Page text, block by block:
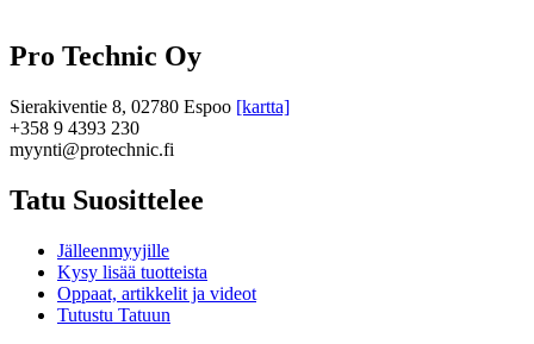
Pro Technic Oy
Sierakiventie 8, 02780 Espoo [kartta]
+358 9 4393 230
myynti@protechnic.fi
Tatu Suosittelee
Jälleenmyyjille
Kysy lisää tuotteista
Oppaat, artikkelit ja videot
Tutustu Tatuun